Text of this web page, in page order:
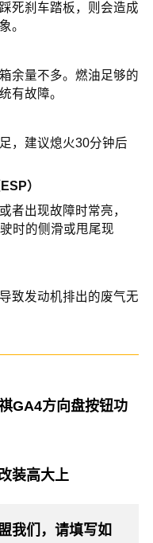
死刹车踏板，则会造成
。
余量不多。燃油足够的
有故障。
，建议熄火30分钟后
）
者出现故障时常亮，
时的侧滑或甩尾现
致发动机排出的废气无
GA4方向盘按钮功
装高大上
我们，请填写如